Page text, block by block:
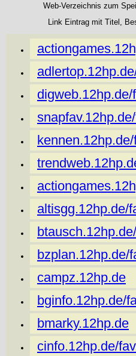
Web-Verzeichnis zum
Link Eintrag mit Titel,
altisgg.12hp.de/
bzplan.12hp.de/
campz.12hp.de
bginfo.12hp.de/
bmarky.12hp.de
cinfo.12hp.de/